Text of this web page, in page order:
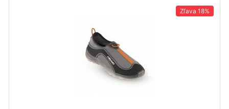
Zľava 18%